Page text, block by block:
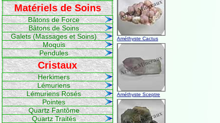
Matériels de Soins
Bâtons de Force
Bâtons de Soins
Galets (Massages et Soins)
Moquis
Pendules
Cristaux
Herkimers
Lémuriens
Lémuriens Rosés
Pointes
Quartz Fantôme
Quartz Traités
Améthyste Cactus
Améthyste Sceptre